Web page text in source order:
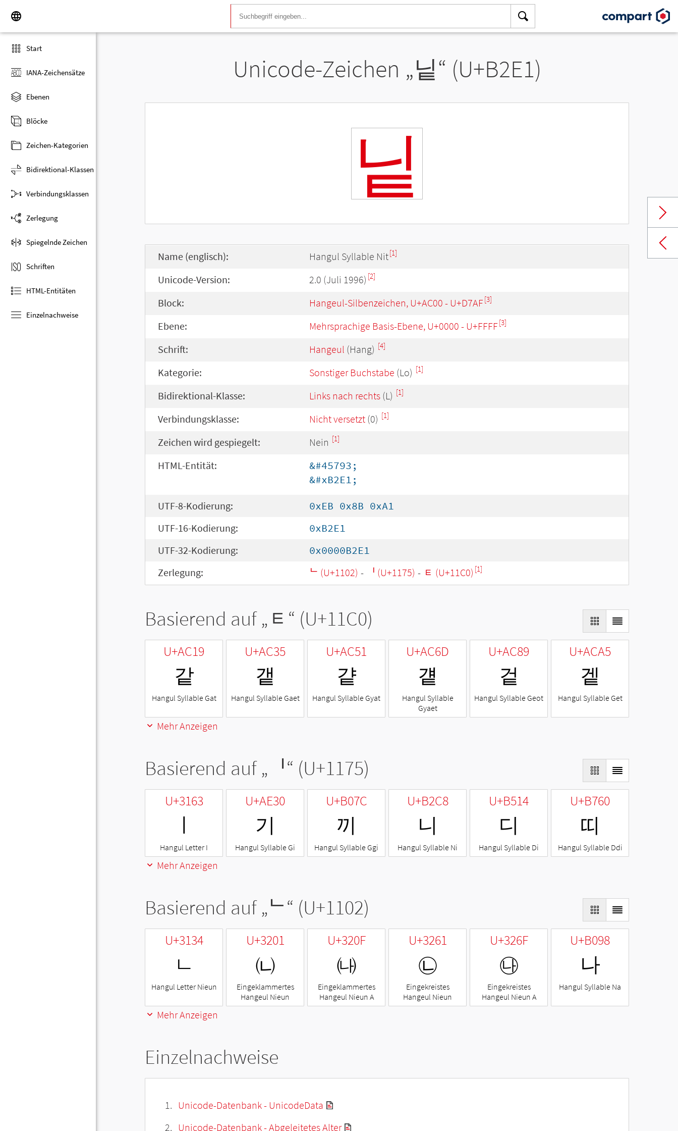
Start
IANA-Zeichensätze
Ebenen
Blöcke
Zeichen-Kategorien
Bidirektional-Klassen
Verbindungsklassen
Zerlegung
Spiegelnde Zeichen
Schriften
HTML-Entitäten
Einzelnachweise
Unicode-Zeichen „닡“ (U+B2E1)
닡
Name (englisch): Hangul Syllable Nit[1]
Unicode-Version: 2.0 (Juli 1996) [2]
Block: Hangeul-Silbenzeichen, U+AC00 - U+D7AF[3]
Ebene: Mehrsprachige Basis-Ebene, U+0000 - U+FFFF[3]
Schrift: Hangeul (Hang) [4]
Kategorie: Sonstiger Buchstabe (Lo) [1]
Bidirektional-Klasse: Links nach rechts (L) [1]
Verbindungsklasse: Nicht versetzt (0) [1]
Zeichen wird gespiegelt: Nein [1]
HTML-Entität:
&#45793;
&#xB2E1;
UTF-8-Kodierung:
0xEB 0x8B 0xA1
UTF-16-Kodierung:
0xB2E1
UTF-32-Kodierung:
0x0000B2E1
Zerlegung:
ᄂ (U+1102) - ᅵ (U+1175) - ᇀ (U+11C0) [1]
Basierend auf „ ᇀ “ (U+11C0)
U+AC19
같
Hangul Syllable Gat
U+AC35
갵
Hangul Syllable Gaet
U+AC51
걑
Hangul Syllable Gyat
U+AC6D
걭
Hangul Syllable
Gyaet
U+AC89
겉
Hangul Syllable Geot
U+ACA5
겥
Hangul Syllable Get
Mehr Anzeigen
Basierend auf „ ᅵ“ (U+1175)
U+3163
ㅣ
Hangul Letter I
U+AE30
기
Hangul Syllable Gi
U+B07C
끼
Hangul Syllable Ggi
U+B2C8
니
Hangul Syllable Ni
U+B514
디
Hangul Syllable Di
U+B760
띠
Hangul Syllable Ddi
Mehr Anzeigen
Basierend auf „ᄂ“ (U+1102)
U+3134
ㄴ
Hangul Letter Nieun
U+3201
㈁
Eingeklammertes
Hangeul Nieun
U+320F
㈏
Eingeklammertes
Hangeul Nieun A
U+3261
㉡
Eingekreistes
Hangeul Nieun
U+326F
㉯
Eingekreistes
Hangeul Nieun A
U+B098
나
Hangul Syllable Na
Mehr Anzeigen
Einzelnachweise
Unicode-Datenbank - UnicodeData
Unicode-Datenbank - Abgeleitetes Alter